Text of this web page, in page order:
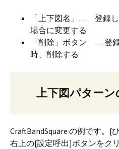
「上下図名」… 登録
場合に変更する
「削除」ボタン … 登
時、削除する
上下図パターン
CraftBandSquare の例です。[
右上の[設定呼出]ボタンをク